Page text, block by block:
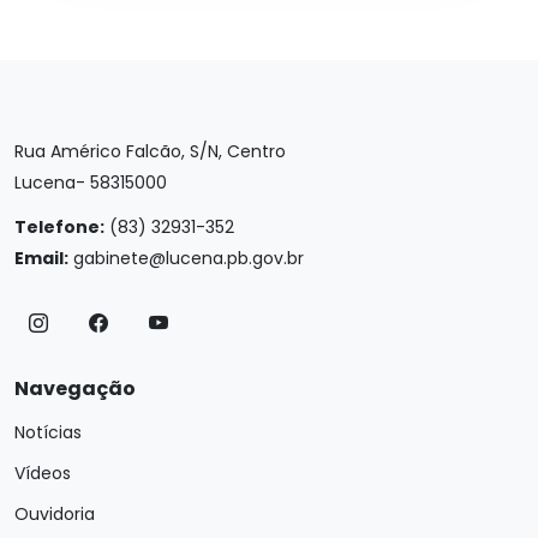
Rua Américo Falcão, S/N, Centro
Lucena- 58315000
Telefone: (83) 32931-352
Email: gabinete@lucena.pb.gov.br
Navegação
Notícias
Vídeos
Ouvidoria